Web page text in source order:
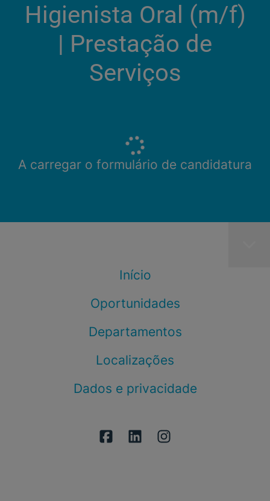
Higienista Oral (m/f)
| Prestação de
Serviços
A carregar o formulário de candidatura
Início
Oportunidades
Departamentos
Localizações
Dados e privacidade